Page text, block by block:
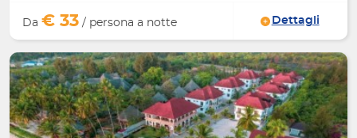
Da € 33 / persona a notte Dettagli